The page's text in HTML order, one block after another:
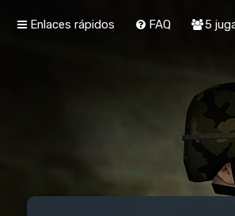
Enlaces rápidos FAQ 5